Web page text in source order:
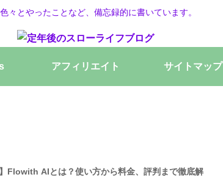
々とやったことなど、備忘録的に書いています。
アフィリエイト サイトマップ
Flowith AIとは？使い方から料金、評判まで徹底解